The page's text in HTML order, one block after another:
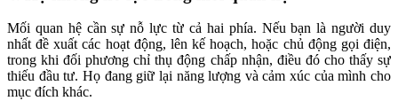
Mối quan hệ cần sự nỗ lực từ cả hai phía. Nếu bạn là người duy
nhất đề xuất các hoạt động, lên kế hoạch, hoặc chủ động gọi điện,
trong khi đối phương chỉ thụ động chấp nhận, điều đó cho thấy sự
thiếu đầu tư. Họ đang giữ lại năng lượng và cảm xúc của mình cho
mục đích khác.